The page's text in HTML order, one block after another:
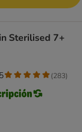
Sterilised 7+
(283)